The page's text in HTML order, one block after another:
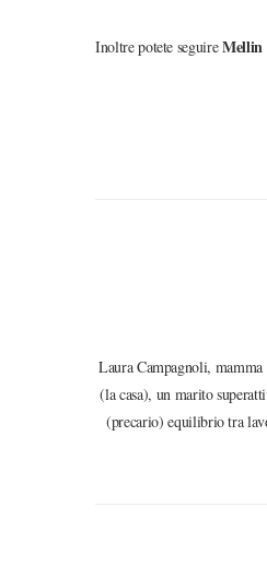
Inoltre potete seguireMellin
Laura Campagnoli, mamma
(la casa), un marito
(precario) equilibrio tra